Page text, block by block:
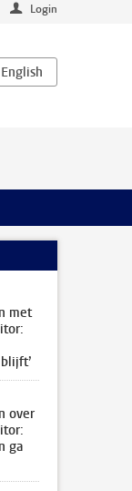
Login
pagina’s
pagina’s
met
over
ga